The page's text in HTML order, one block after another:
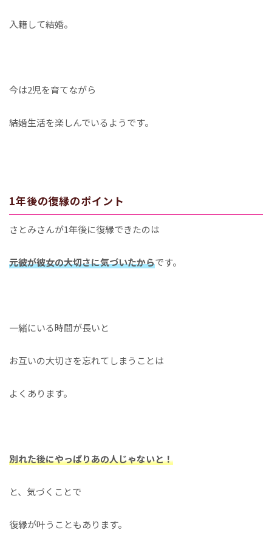
入籍して結婚。
今は2児を育てながら
結婚生活を楽しんでいるようです。
1年後の復縁のポイント
さとみさんが1年後に復縁できたのは
元彼が彼女の大切さに気づいたからです。
一緒にいる時間が長いと
お互いの大切さを忘れてしまうことは
よくあります。
別れた後にやっぱりあの人じゃないと！
と、気づくことで
復縁が叶うこともあります。